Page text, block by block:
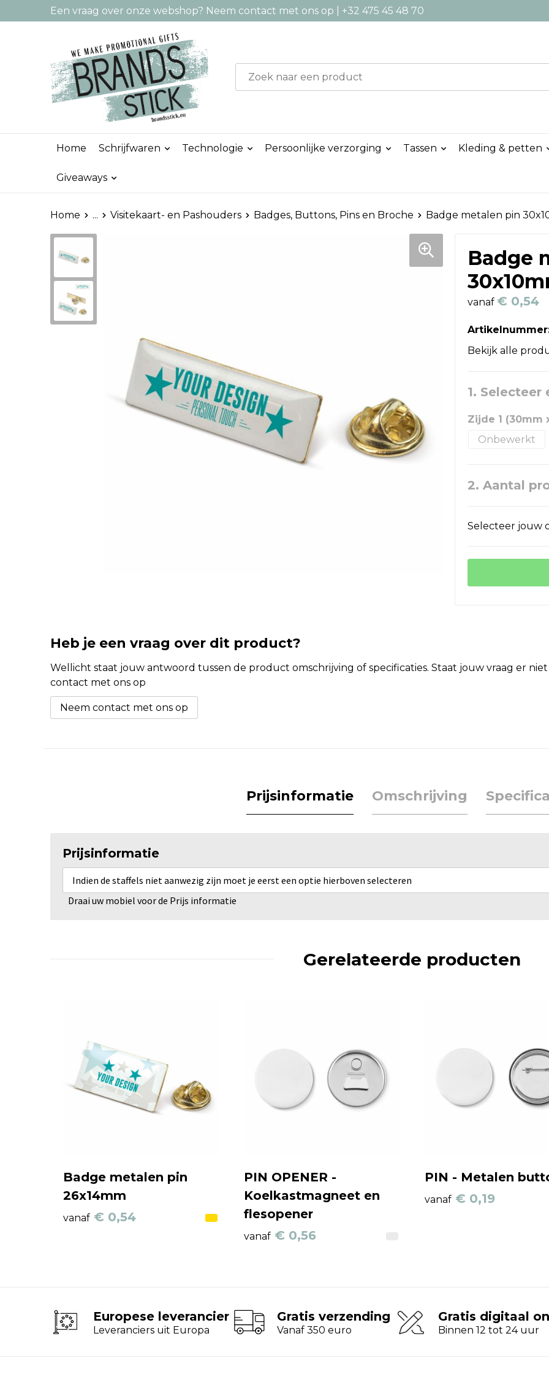
Een vraag over onze webshop? Neem contact met ons op | +32 475 45 48 70
Home Schrijfwaren Technologie Persoonlijke verzorging Tassen Kleding & petten
Giveaways
Home ... Visitekaart- en Pashouders Badges, Buttons, Pins en Broche Badge metalen pin
Badge
vanaf € 0,54
Bekijk alle
1. Selecteer
Zijde 1 (30mm
Onbewerkt
2. Aantal
Selecteer jouw
Heb je een vraag over dit product?
Wellicht staat jouw antwoord tussen de product omschrijving of specificaties. Staat jouw vraag er
contact met ons op
Neem contact met ons op
Prijsinformatie Omschrijving
Prijsinformatie
Indien de staffels niet aanwezig zijn moet je eerst een optie hierboven selecteren
Draai uw mobiel voor de Prijs informatie
Gerelateerde producten
Badge metalen pin
26x14mm
vanaf € 0,54
PIN OPENER -
Koelkastmagneet en
flesopener
vanaf € 0,56
PIN - Metalen
vanaf € 0,19
Europese leverancier
Leveranciers uit Europa
Gratis verzending
Vanaf 350 euro
Gratis digitaal
Binnen 12 tot 24 uur